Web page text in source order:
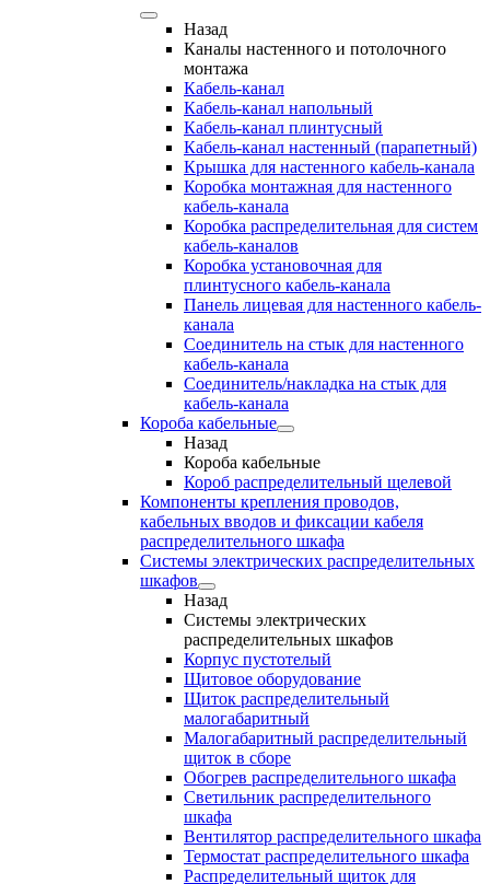
Назад
Каналы настенного и потолочного
монтажа
Кабель-канал
Кабель-канал напольный
Кабель-канал плинтусный
Кабель-канал настенный (парапетный)
Крышка для настенного кабель-канала
Коробка монтажная для настенного
кабель-канала
Коробка распределительная для систем
кабель-каналов
Коробка установочная для
плинтусного кабель-канала
Панель лицевая для настенного кабель-
канала
Соединитель на стык для настенного
кабель-канала
Соединитель/накладка на стык для
кабель-канала
Короба кабельные
Назад
Короба кабельные
Короб распределительный щелевой
Компоненты крепления проводов,
кабельных вводов и фиксации кабеля
распределительного шкафа
Системы электрических распределительных
шкафов
Назад
Системы электрических
распределительных шкафов
Корпус пустотелый
Щитовое оборудование
Щиток распределительный
малогабаритный
Малогабаритный распределительный
щиток в сборе
Обогрев распределительного шкафа
Светильник распределительного
шкафа
Вентилятор распределительного шкафа
Термостат распределительного шкафа
Распределительный щиток для